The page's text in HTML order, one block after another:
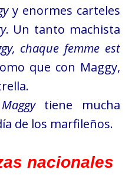
y enormes carteles
. Un tanto machista
chaque femme est
que con Maggy,
Maggy tiene mucha
de los marfileños.
nacionales